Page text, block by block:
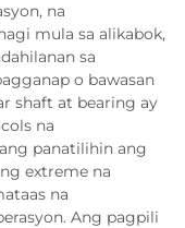
na
mula sa alikabok,
sa
o bawasan
shaft at bearing ay
na
panatilihin ang
extreme na
na
Ang pagpili